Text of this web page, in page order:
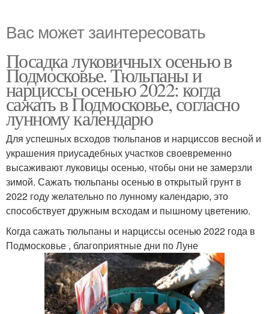
Вас может заинтересовать
Посадка луковичных осенью в
Подмосковье. Тюльпаны и
нарциссы осенью 2022: когда
сажать в Подмосковье, согласно
лунному календарю
Для успешных всходов тюльпанов и нарциссов весной и
украшения приусадебных участков своевременно
высаживают луковицы осенью, чтобы они не замерзли
зимой. Сажать тюльпаны осенью в открытый грунт в
2022 году желательно по лунному календарю, это
способствует дружным всходам и пышному цветению.
Когда сажать тюльпаны и нарциссы осенью 2022 года в
Подмосковье , благоприятные дни по Луне